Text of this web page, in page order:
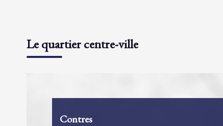
Le quartier centre-ville
Contres